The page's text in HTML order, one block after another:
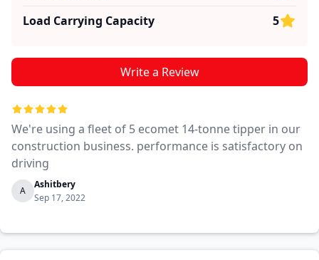
Load Carrying Capacity
5
Write a Review
We're using a fleet of 5 ecomet 14-tonne tipper in our
construction business. performance is satisfactory on
driving
A
Ashitbery
Sep 17, 2022